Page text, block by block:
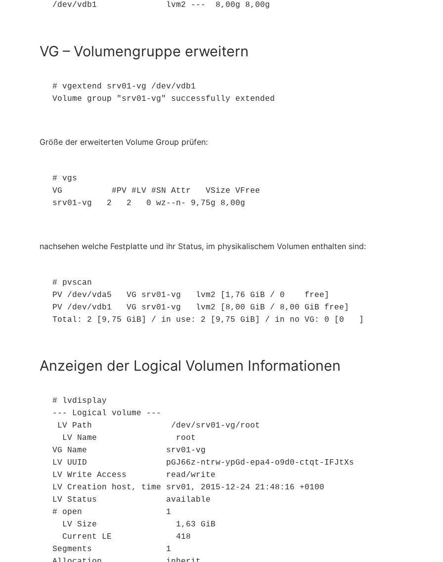
/dev/vdb1              lvm2 ---  8,00g 8,00g
VG – Volumengruppe erweitern
# vgextend srv01-vg /dev/vdb1
Volume group "srv01-vg" successfully extended
Größe der erweiterten Volume Group prüfen:
# vgs
VG          #PV #LV #SN Attr   VSize VFree
srv01-vg   2   2   0 wz--n- 9,75g 8,00g
nachsehen welche Festplatte und ihr Status, im physikalischem Volumen enthalten sind:
# pvscan
PV /dev/vda5   VG srv01-vg   lvm2 [1,76 GiB / 0    free]
PV /dev/vdb1   VG srv01-vg   lvm2 [8,00 GiB / 8,00 GiB free]
Total: 2 [9,75 GiB] / in use: 2 [9,75 GiB] / in no VG: 0 [0   ]
Anzeigen der Logical Volumen Informationen
# lvdisplay
--- Logical volume ---
VG Name                srv01-vg
LV UUID                pGJ66z-ntrw-ypGd-epa4-o9d0-ctqt-IFJtXs
LV Write Access        read/write
LV Creation host, time srv01, 2015-12-24 21:48:16 +0100
LV Status              available
# open                 1
Segments               1